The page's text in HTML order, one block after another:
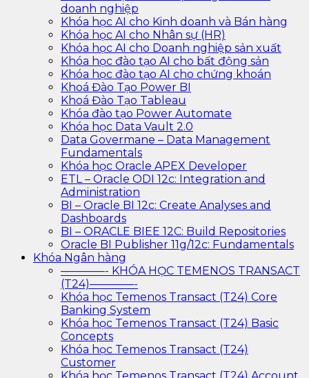
doanh nghiệp
Khóa học AI cho Kinh doanh và Bán hàng
Khóa học AI cho Nhân sự (HR)
Khóa học AI cho Doanh nghiệp sản xuất
Khóa học đào tạo AI cho bất động sản
Khóa học đào tạo AI cho chứng khoán
Khoá Đào Tạo Power BI
Khoá Đào Tạo Tableau
Khóa đào tạo Power Automate
Khóa học Data Vault 2.0
Data Govermane – Data Management
Fundamentals
Khóa học Oracle APEX Developer
ETL – Oracle ODI 12c: Integration and
Administration
BI – Oracle BI 12c: Create Analyses and
Dashboards
BI – ORACLE BIEE 12C: Build Repositories
Oracle BI Publisher 11g/12c: Fundamentals
Khóa Ngân hàng
————- KHÓA HỌC TEMENOS TRANSACT
(T24)————-
Khóa học Temenos Transact (T24) Core
Banking System
Khóa học Temenos Transact (T24) Basic
Concepts
Khóa học Temenos Transact (T24)
Customer